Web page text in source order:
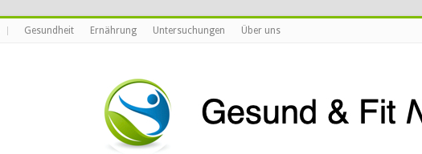
Gesundheit Ernährung Untersuchungen Über uns